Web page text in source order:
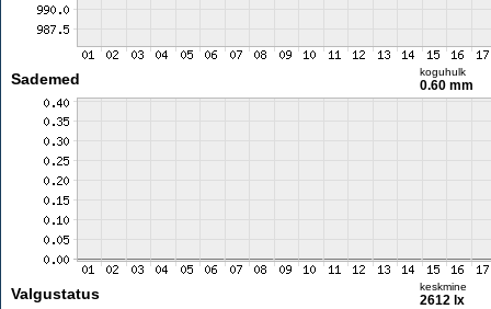
Sademed koguhulk
0.60 mm
Valgustatus keskmine
2612 lx